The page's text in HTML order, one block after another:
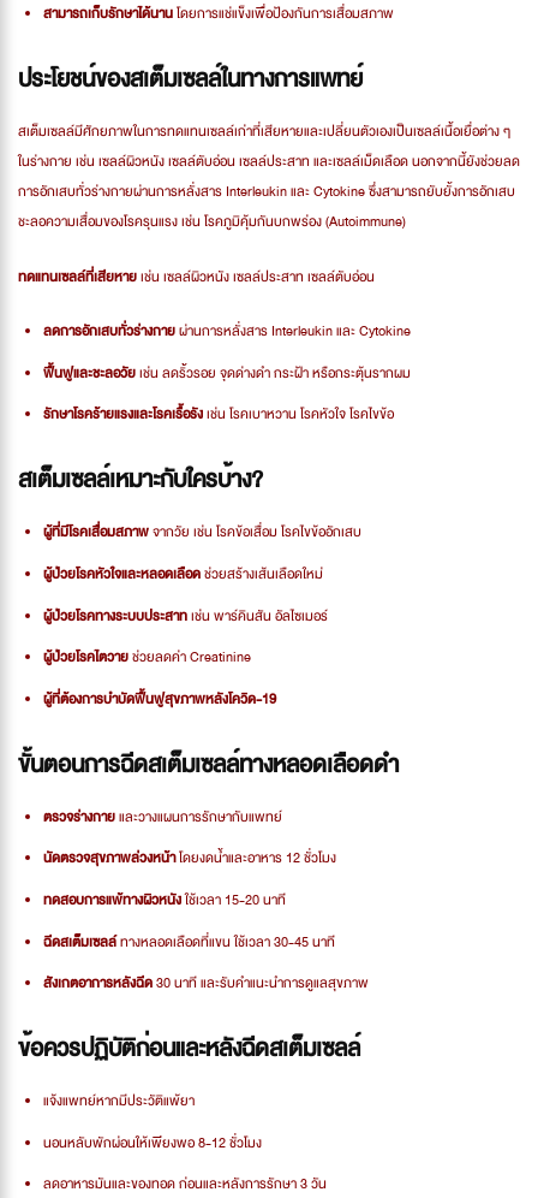
สามารถเก็บรักษาได้นานโดยการแช่แข็งเพื่อป้องกันการเสื่อมสภาพ
ประโยชน์ของสเต็มเซลล์ในทางการแพทย์
สเต็มเซลล์มีศักยภาพในการทดแทนเซลล์เก่าที่เสียหายและเปลี่ยนตัวเองเป็นเซลล์เนื้อเยื่อต่าง ๆ
ในร่างกาย เช่น เซลล์ผิวหนัง เซลล์ตับอ่อน เซลล์ประสาท และเซลล์เม็ดเลือด นอกจากนี้ยังช่วยลด
การอักเสบทั่วร่างกายผ่านการหลั่งสาร Interleukin และ Cytokine ซึ่งสามารถยับยั้งการอักเสบ
ชะลอความเสื่อมของโรครุนแรง เช่น โรคภูมิคุ้มกันบกพร่อง (Autoimmune)
ทดแทนเซลล์ที่เสียหายเช่น เซลล์ผิวหนัง เซลล์ประสาท เซลล์ตับอ่อน
ลดการอักเสบทั่วร่างกายผ่านการหลั่งสาร Interleukin และ Cytokine
ฟื้นฟูและชะลอวัยเช่น ลดริ้วรอย จุดด่างดำ กระฝ้า หรือกระตุ้นรากผม
รักษาโรคร้ายแรงและโรคเรื้อรังเช่น โรคเบาหวาน โรคหัวใจ โรคไขข้อ
สเต็มเซลล์เหมาะกับใครบ้าง?
ผู้ที่มีโรคเสื่อมสภาพจากวัย เช่น โรคข้อเสื่อม โรคไขข้ออักเสบ
ผู้ป่วยโรคหัวใจและหลอดเลือดช่วยสร้างเส้นเลือดใหม่
ผู้ป่วยโรคทางระบบประสาทเช่น พาร์คินสัน อัลไซเมอร์
ผู้ป่วยโรคไตวายช่วยลดค่า Creatinine
ผู้ที่ต้องการบำบัดฟื้นฟูสุขภาพหลังโควิด-19
ขั้นตอนการฉีดสเต็มเซลล์ทางหลอดเลือดดำ
ตรวจร่างกายและวางแผนการรักษากับแพทย์
นัดตรวจสุขภาพล่วงหน้าโดยงดน้ำและอาหาร 12 ชั่วโมง
ทดสอบการแพ้ทางผิวหนังใช้เวลา 15-20 นาที
ฉีดสเต็มเซลล์ทางหลอดเลือดที่แขน ใช้เวลา 30-45 นาที
สังเกตอาการหลังฉีด30 นาที และรับคำแนะนำการดูแลสุขภาพ
ข้อควรปฏิบัติก่อนและหลังฉีดสเต็มเซลล์
แจ้งแพทย์หากมีประวัติแพ้ยา
นอนหลับพักผ่อนให้เพียงพอ 8-12 ชั่วโมง
ลดอาหารมันและของทอด ก่อนและหลังการรักษา 3 วัน